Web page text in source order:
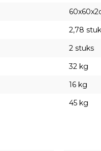
2,78
2 stuks
32 kg
16 kg
45 kg